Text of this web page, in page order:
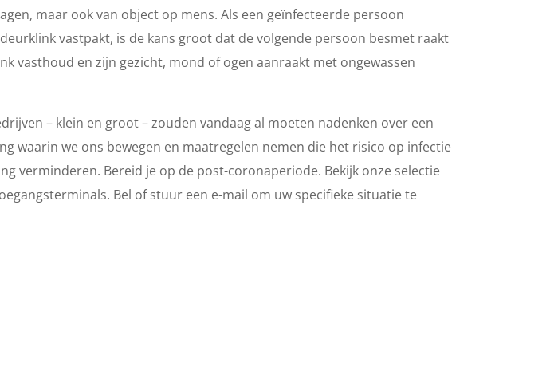
maar ook van object op mens. Als een geïnfecteerde persoon
vastpakt, is de kans groot dat de volgende persoon besmet raakt
vasthoud en zijn gezicht, mond of ogen aanraakt met ongewassen
– klein en groot – zouden vandaag al moeten nadenken over een
waarin we ons bewegen en maatregelen nemen die het risico op infectie
verminderen. Bereid je op de post-coronaperiode. Bekijk onze selectie
Bel of stuur een e-mail om uw specifieke situatie te